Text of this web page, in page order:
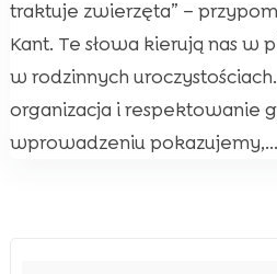
traktuje zwierzęta” –
Kant. Te słowa kierują nas w
w rodzinnych
organizacja i respektowanie
wprowadzeniu pokazujemy,...